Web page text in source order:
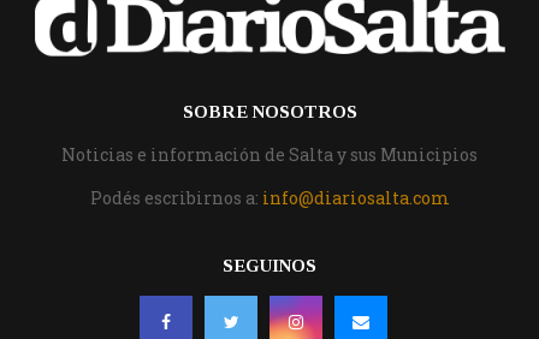
SOBRE NOSOTROS
Noticias e información de Salta y sus Municipios
Podés escribirnos a: info@diariosalta.com
SEGUINOS